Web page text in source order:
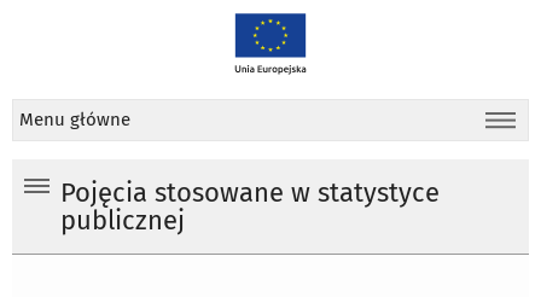
Menu główne
Pojęcia stosowane w statystyce
publicznej